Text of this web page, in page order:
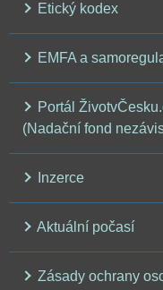
Etický kodex
EMFA a
Portál
(Nadační fond
Inzerce
Aktuální počasí
Zásady ochrany